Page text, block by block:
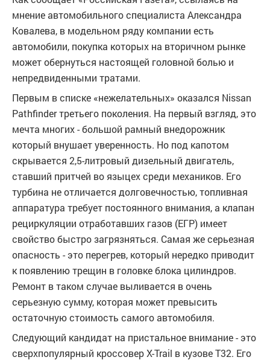
мнение автомобильного специалиста Александра
Ковалева, в модельном ряду компании есть
автомобили, покупка которых на вторичном рынке
может обернуться настоящей головной болью и
непредвиденными тратами.
Первым в списке «нежелательных» оказался Nissan
Pathfinder третьего поколения. На первый взгляд, это
мечта многих - большой рамный внедорожник
который внушает уверенность. Но под капотом
скрывается 2,5-литровый дизельный двигатель,
ставший притчей во языцех среди механиков. Его
турбина не отличается долговечностью, топливная
аппаратура требует постоянного внимания, а клапан
рециркуляции отработавших газов (ЕГР) имеет
свойство быстро загрязняться. Самая же серьезная
опасность - это перегрев, который нередко приводит
к появлению трещин в головке блока цилиндров.
Ремонт в таком случае выливается в очень
серьезную сумму, которая может превысить
остаточную стоимость самого автомобиля.
Следующий кандидат на пристальное внимание - это
сверхпопулярный кроссовер X-Trail в кузове T32. Его